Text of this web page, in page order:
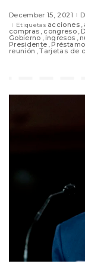
December 15, 2021
Etiquetas acciones
compras congreso
Gobierno ingresos
Presidente
reunión Tarjetas de